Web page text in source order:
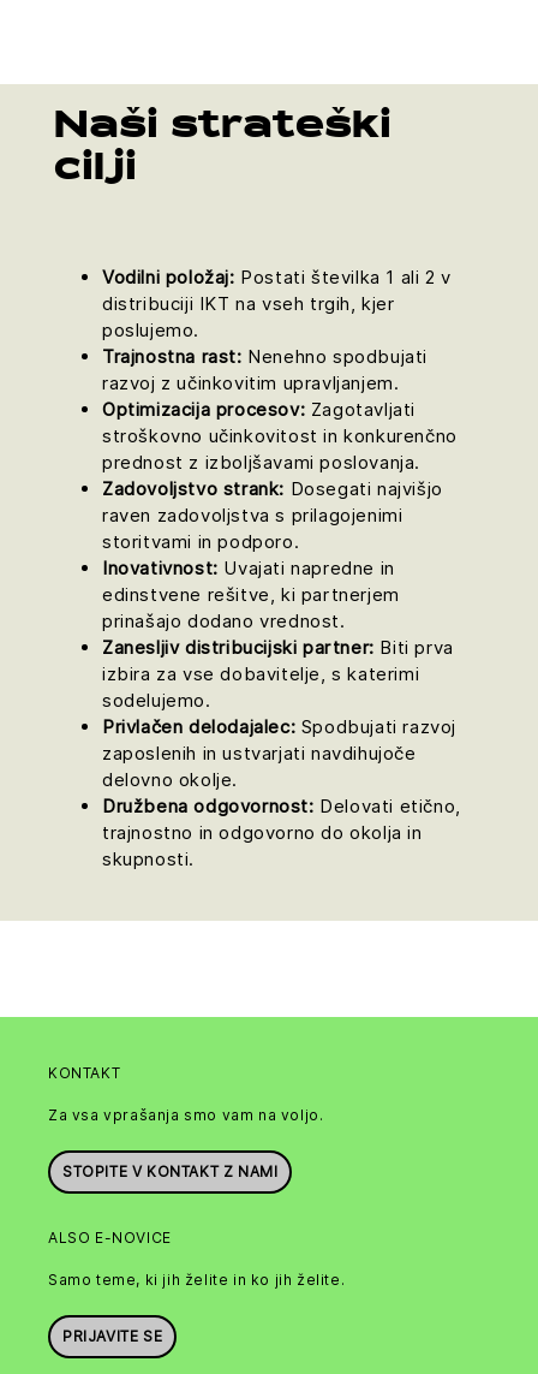
Naši strateški
cilji
Vodilni položaj: Postati številka 1 ali 2 v
distribuciji IKT na vseh trgih, kjer
poslujemo.
Trajnostna rast: Nenehno spodbujati
razvoj z učinkovitim upravljanjem.
Optimizacija procesov: Zagotavljati
stroškovno učinkovitost in konkurenčno
prednost z izboljšavami poslovanja.
Zadovoljstvo strank: Dosegati najvišjo
raven zadovoljstva s prilagojenimi
storitvami in podporo.
Inovativnost: Uvajati napredne in
edinstvene rešitve, ki partnerjem
prinašajo dodano vrednost.
Zanesljiv distribucijski partner: Biti prva
izbira za vse dobavitelje, s katerimi
sodelujemo.
Privlačen delodajalec: Spodbujati razvoj
zaposlenih in ustvarjati navdihujoče
delovno okolje.
Družbena odgovornost: Delovati etično,
trajnostno in odgovorno do okolja in
skupnosti.
KONTAKT
Za vsa vprašanja smo vam na voljo.
STOPITE V KONTAKT Z NAMI
ALSO E-NOVICE
Samo teme, ki jih želite in ko jih želite.
PRIJAVITE SE